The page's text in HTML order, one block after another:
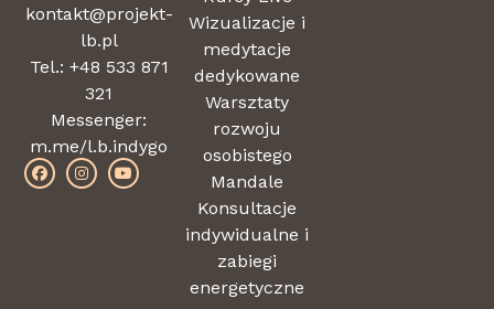
kontakt@projekt-
lb.pl
Tel.: +48 533 871
321
Messenger:
m.me/l.b.indygo
Wizualizacje i
medytacje
dedykowane
Warsztaty
rozwoju
osobistego
Mandale
Konsultacje
indywidualne i
zabiegi
energetyczne